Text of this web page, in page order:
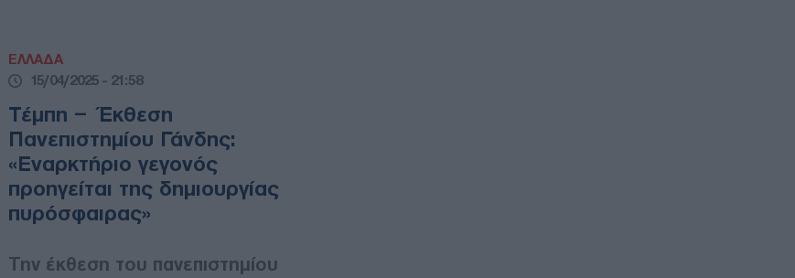
ΕΛΛΑΔΑ
15/04/2025 - 21:58
Τέμπη – Έκθεση
Πανεπιστημίου Γάνδης:
«Εναρκτήριο γεγονός
προηγείται της δημιουργίας
πυρόσφαιρας»
Την έκθεση του πανεπιστημίου